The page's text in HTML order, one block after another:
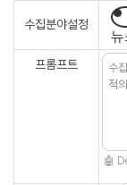
수집분야설정
뉴
프롬프트
🤖